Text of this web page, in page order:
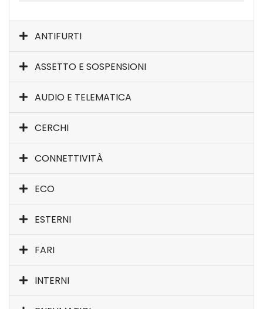
ANTIFURTI
ASSETTO E SOSPENSIONI
AUDIO E TELEMATICA
CERCHI
CONNETTIVITÀ
ECO
ESTERNI
FARI
INTERNI